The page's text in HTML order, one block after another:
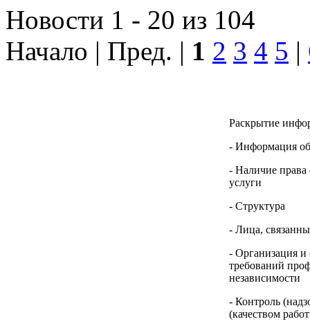
Новости 1 - 20 из 104
Начало | Пред. | 1 2 3 4 5 |
Раскрытие
- Информация
- Наличие права
услуги
- Структура
- Лица,
- Организация и
требований
независимости
- Контроль
(качеством